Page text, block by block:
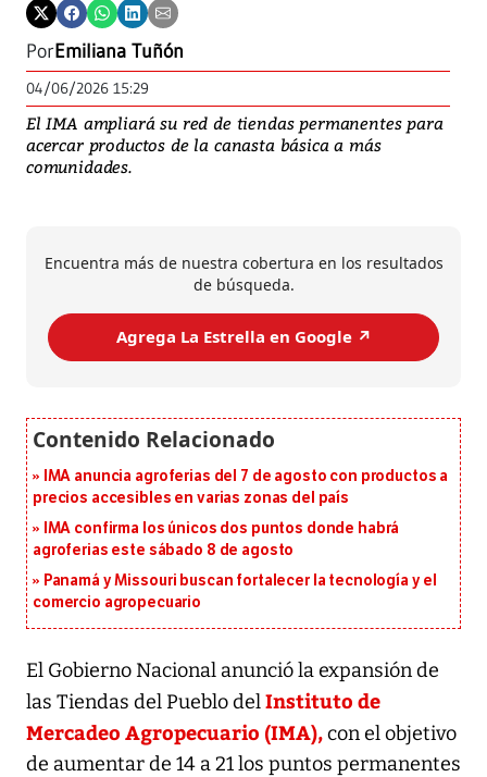
PorEmiliana Tuñón
04/06/2026 15:29
El IMA ampliará su red de tiendas permanentes para
acercar productos de la canasta básica a más
comunidades.
Encuentra más de nuestra cobertura en los resultados
de búsqueda.
Agrega La Estrella en Google ↗️
IMA anuncia agroferias del 7 de agosto con productos a
precios accesibles en varias zonas del país
IMA confirma los únicos dos puntos donde habrá
agroferias este sábado 8 de agosto
Panamá y Missouri buscan fortalecer la tecnología y el
comercio agropecuario
El Gobierno Nacional anunció la expansión de
las Tiendas del Pueblo delInstituto de
Mercadeo Agropecuario (IMA),con el objetivo
de aumentar de 14 a 21 los puntos permanentes